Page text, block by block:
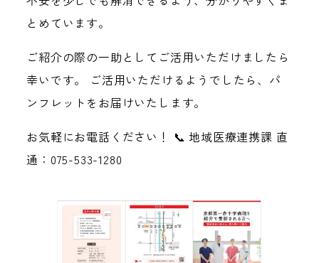
とめています。
ご紹介の際の一助としてご活用いただけましたら
幸いです。 ご活用いただけるようでしたら、パ
ンフレットをお届けいたします。
お気軽にお電話ください！ 📞 地域医療連携課 直
通：075-533-1280